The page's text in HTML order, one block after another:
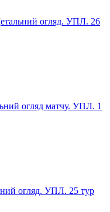
огляд. УПЛ. 26
огляд матчу. УПЛ. 1
огляд. УПЛ. 25 тур